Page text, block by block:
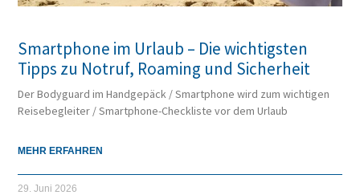
Smartphone im Urlaub – Die wichtigsten
Tipps zu Notruf, Roaming und Sicherheit
Der Bodyguard im Handgepäck / Smartphone wird zum wichtigen
Reisebegleiter / Smartphone-Checkliste vor dem Urlaub
MEHR ERFAHREN
29. Juni 2026